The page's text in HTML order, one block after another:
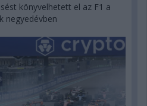
könyvelhetett el az F1 a
negyedévben